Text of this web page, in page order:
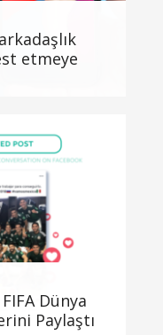
etmeye
Dünya
Paylaştı